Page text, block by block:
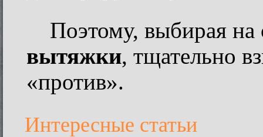
Поэтому, выбирая
вытяжки, тщательно
«против».
Интересные статьи